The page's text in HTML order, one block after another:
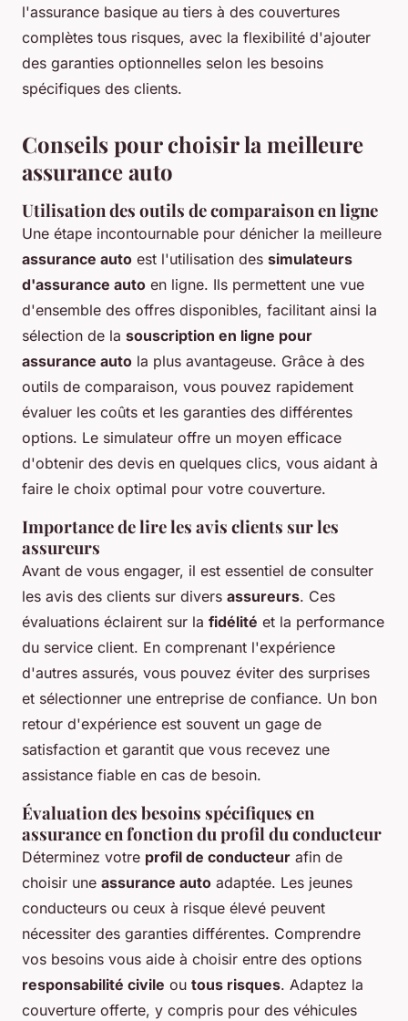
l'assurance basique au tiers à des couvertures
complètes tous risques, avec la flexibilité d'ajouter
des garanties optionnelles selon les besoins
spécifiques des clients.
Conseils pour choisir la meilleure
assurance auto
Utilisation des outils de comparaison en ligne
Une étape incontournable pour dénicher la meilleure
assurance auto est l'utilisation des simulateurs
d'assurance auto en ligne. Ils permettent une vue
d'ensemble des offres disponibles, facilitant ainsi la
sélection de la souscription en ligne pour
assurance auto la plus avantageuse. Grâce à des
outils de comparaison, vous pouvez rapidement
évaluer les coûts et les garanties des différentes
options. Le simulateur offre un moyen efficace
d'obtenir des devis en quelques clics, vous aidant à
faire le choix optimal pour votre couverture.
Importance de lire les avis clients sur les
assureurs
Avant de vous engager, il est essentiel de consulter
les avis des clients sur divers assureurs. Ces
évaluations éclairent sur la fidélité et la performance
du service client. En comprenant l'expérience
d'autres assurés, vous pouvez éviter des surprises
et sélectionner une entreprise de confiance. Un bon
retour d'expérience est souvent un gage de
satisfaction et garantit que vous recevez une
assistance fiable en cas de besoin.
Évaluation des besoins spécifiques en
assurance en fonction du profil du conducteur
Déterminez votre profil de conducteur afin de
choisir une assurance auto adaptée. Les jeunes
conducteurs ou ceux à risque élevé peuvent
nécessiter des garanties différentes. Comprendre
vos besoins vous aide à choisir entre des options
responsabilité civile ou tous risques. Adaptez la
couverture offerte, y compris pour des véhicules